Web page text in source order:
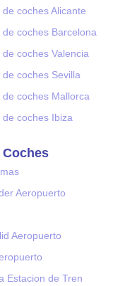
de coches Alicante
de coches Barcelona
de coches Valencia
de coches Sevilla
de coches Mallorca
de coches Ibiza
Aeropuerto
Aeropuerto
Estacion de Tren